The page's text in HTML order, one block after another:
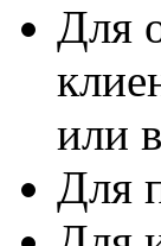
Для
или
Для